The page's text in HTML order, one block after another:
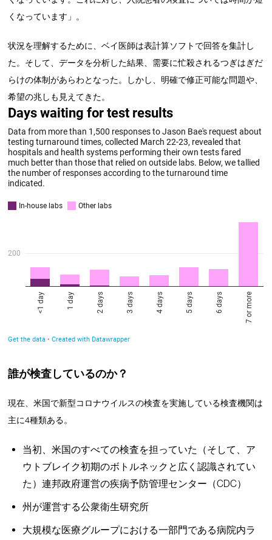
くなっています」。
状況を理解するために、ベイ医師は表計算ソフトで回答を集計し
た。そして、データを分析した結果、需要に忙殺されるつぎはぎだ
らけの体制があらわとなった。しかし、明確で修正可能な問題や、
希望の兆しも見えてきた。
誰が検査しているのか？
現在、米国で新型コロナウイルスの検査を実施している検査機関は
主に4種類ある。
当初、米国のすべての検査を担っていた（そして、ア
ウトブレイク初期のボトルネックと広く認識されてい
た）連邦政府運営の疾病予防管理センター（CDC）
州が運営する公衆衛生研究所
大規模な医療グループにおける一部門である病院内ラ